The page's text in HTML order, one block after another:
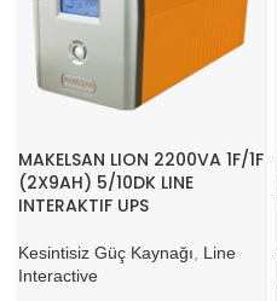
MAKELSAN LION 2200VA 1F/1F
(2X9AH) 5/10DK LINE
INTERAKTIF UPS
Kesintisiz Güç Kaynağı
Line
Interactive